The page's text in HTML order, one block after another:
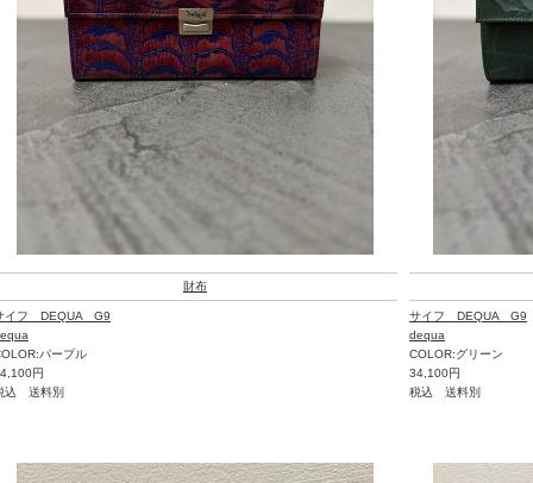
財布
イフ DEQUA G9
パープル
円
込 送料別
サイフ DEQUA G9
dequa
COLOR:グリーン
34,100円
税込 送料別